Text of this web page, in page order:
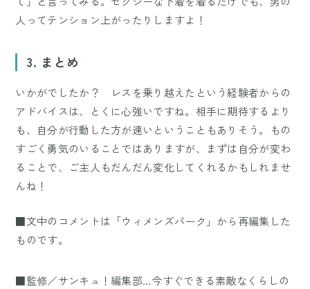
人ってテンション上がったりしますよ！
3. まとめ
いかがでしたか？ レスを乗り越えたという経験者からの
アドバイスは、とくに心強いですね。相手に期待するより
も、自分が行動した方が速いということもありそう。もの
すごく勇気のいることではありますが、まずは自分が変わ
ることで、ご主人もだんだん変化してくれるかもしれませ
んね！
■文中のコメントは「ウィメンズパーク」から再編集した
ものです。
■監修／サンキュ！編集部…今すぐできる素敵なくらしの